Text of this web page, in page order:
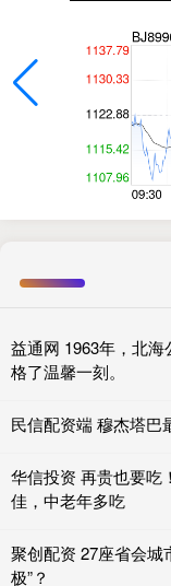
益通网 1963年，北
格了温馨一刻。
民信配资端 穆杰塔巴
华信投资 再贵也要吃
佳，中老年多吃
聚创配资 27座省会城
极”？